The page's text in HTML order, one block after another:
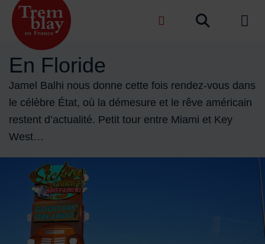
Menu de raccourcis
Accueil ville de Tremblay-en-France de
En Floride
Jamel Balhi nous donne cette fois rendez-vous dans
le célèbre État, où la démesure et le rêve américain
restent d’actualité. Petit tour entre Miami et Key
West…